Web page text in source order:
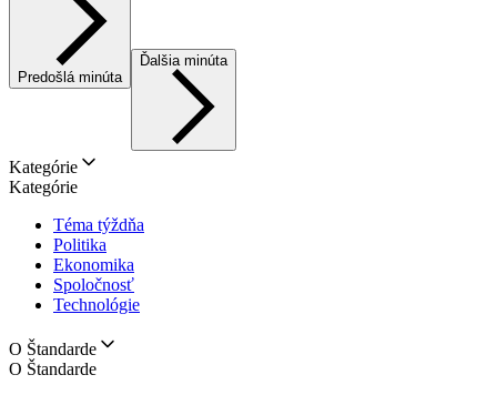
Predošlá minúta
Ďalšia minúta
Kategórie
Kategórie
Téma týždňa
Politika
Ekonomika
Spoločnosť
Technológie
O Štandarde
O Štandarde